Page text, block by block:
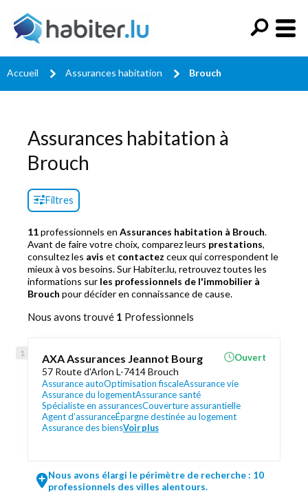
Accueil Assurances habitation Brouch
Assurances habitation à
Brouch
Filtres
11professionnels en Assurances habitation à Brouch.
Avant de faire votre choix, comparez leurs prestations,
consultez les avis et contactez ceux qui correspondent le
mieux à vos besoins. Sur Habiter.lu, retrouvez toutes les
informations sur les professionnels de l'immobilier à
Brouch pour décider en connaissance de cause.
Nous avons trouvé 1 Professionnels
AXA Assurances Jeannot Bourg
57 Route d'Arlon L-7414 Brouch
Assurance autoOptimisation fiscaleAssurance vie
Assurance du logementAssurance santé
Spécialiste en assurancesCouverture assurantielle
Agent d’assuranceÉpargne destinée au logement
Assurance des biensVoir plus
Ouvert
Nous avons élargi le périmètre de recherche : 10
professionnels des villes alentours.